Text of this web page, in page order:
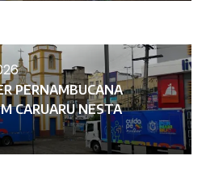
PERNAMBUCANA
CARUARU NESTA